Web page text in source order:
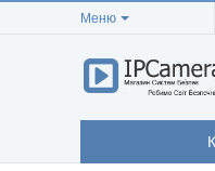
Меню